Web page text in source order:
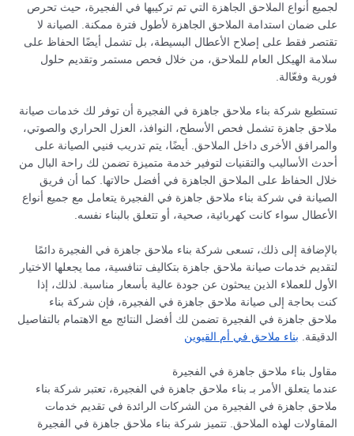
لجميع أنواع الملاحق الجاهزة التي تم تركيبها في الفجيرة، حيث تحرص
على ضمان استدامة الملاحق الجاهزة لأطول فترة ممكنة. الصيانة لا
تقتصر فقط على إصلاح الأعطال البسيطة، بل تشمل أيضًا الحفاظ على
سلامة الهيكل العام للملاحق، من خلال فحص مستمر وتقديم حلول
فورية وفعّالة.
تستطيع شركة بناء ملاحق جاهزة في الفجيرة أن توفر لك خدمات صيانة
ملاحق جاهزة تشمل فحص الأسطح، النوافذ، العزل الحراري والصوتي،
والمرافق الأخرى داخل الملاحق. أيضًا، يتم تدريب فنيي الصيانة على
أحدث الأساليب والتقنيات لتوفير خدمة متميزة تضمن لك راحة البال من
خلال الحفاظ على الملاحق الجاهزة في أفضل حالاتها. كما أن فريق
الصيانة في شركة بناء ملاحق جاهزة في الفجيرة يتعامل مع جميع أنواع
الأعطال سواء كانت كهربائية، صحية، أو تتعلق بالبناء نفسه.
بالإضافة إلى ذلك، تسعى شركة بناء ملاحق جاهزة في الفجيرة دائمًا
لتقديم خدمات صيانة ملاحق جاهزة بتكاليف تنافسية، مما يجعلها الاختيار
الأول للعملاء الذين يبحثون عن جودة عالية بأسعار مناسبة. لذلك، إذا
كنت بحاجة إلى صيانة ملاحق جاهزة في الفجيرة، فإن شركة بناء
ملاحق جاهزة في الفجيرة تضمن لك أفضل النتائج مع الاهتمام بالتفاصيل
الدقيقة. بناء ملاحق في أم القيوين
مقاول بناء ملاحق جاهزة في الفجيرة
عندما يتعلق الأمر بـ بناء ملاحق جاهزة في الفجيرة، تعتبر شركة بناء
ملاحق جاهزة في الفجيرة من الشركات الرائدة في تقديم خدمات
المقاولات لهذه الملاحق. تتميز شركة بناء ملاحق جاهزة في الفجيرة